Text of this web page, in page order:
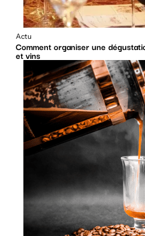
Actu
Comment organiser une
et vins